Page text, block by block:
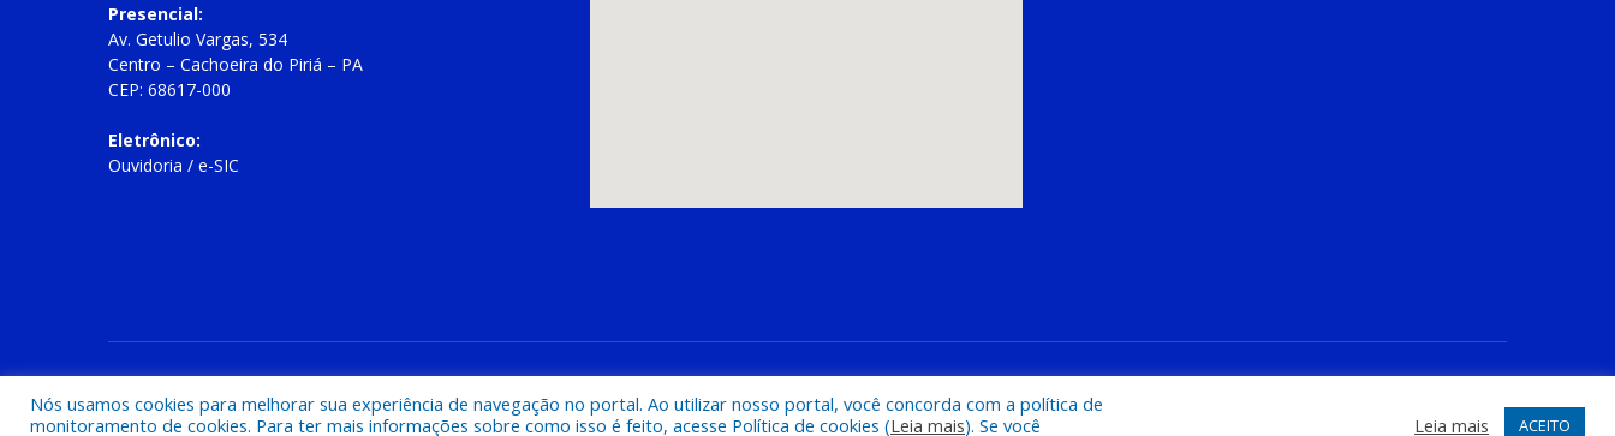
Presencial:
Av. Getulio Vargas, 534
Centro – Cachoeira do Piriá – PA
CEP: 68617-000
Eletrônico:
Ouvidoria / e-SIC
Nós usamos cookies para melhorar sua experiência de navegação no portal. Ao utilizar nosso portal, você concorda com a política de
monitoramento de cookies. Para ter mais informações sobre como isso é feito, acesse Política de cookies (Leia mais). Se você
Leia mais ACEITO